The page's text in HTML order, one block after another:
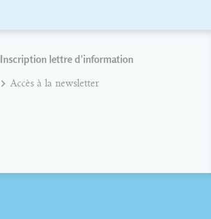
Inscription lettre d'information
Accès à la newsletter